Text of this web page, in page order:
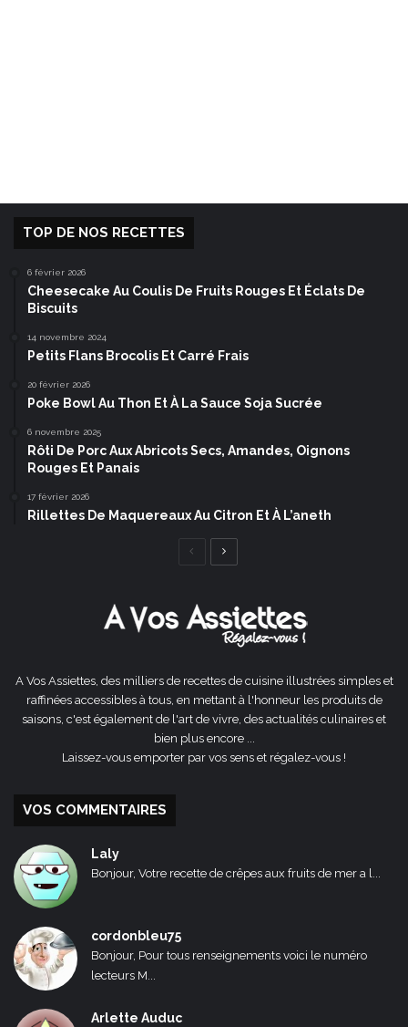
TOP DE NOS RECETTES
6 février 2026
Cheesecake Au Coulis De Fruits Rouges Et Éclats De
Biscuits
14 novembre 2024
Petits Flans Brocolis Et Carré Frais
20 février 2026
Poke Bowl Au Thon Et À La Sauce Soja Sucrée
6 novembre 2025
Rôti De Porc Aux Abricots Secs, Amandes, Oignons
Rouges Et Panais
17 février 2026
Rillettes De Maquereaux Au Citron Et À L’aneth
Page
A Vos Assiettes, des milliers de recettes de cuisine illustrées simples et
raffinées accessibles à tous, en mettant à l'honneur les produits de
saisons, c'est également de l'art de vivre, des actualités culinaires et
bien plus encore ...
Laissez-vous emporter par vos sens et régalez-vous !
VOS COMMENTAIRES
Laly
Bonjour, Votre recette de crêpes aux fruits de mer a l...
cordonbleu75
Bonjour, Pour tous renseignements voici le numéro
lecteurs M...
Arlette Auduc